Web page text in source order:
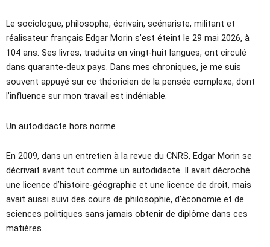
Le sociologue, philosophe, écrivain, scénariste, militant et
réalisateur français Edgar Morin s’est éteint le 29 mai 2026, à
104 ans. Ses livres, traduits en vingt-huit langues, ont circulé
dans quarante-deux pays. Dans mes chroniques, je me suis
souvent appuyé sur ce théoricien de la pensée complexe, dont
l’influence sur mon travail est indéniable.
Un autodidacte hors norme
En 2009, dans un entretien à la revue du CNRS, Edgar Morin se
décrivait avant tout comme un autodidacte. Il avait décroché
une licence d’histoire-géographie et une licence de droit, mais
avait aussi suivi des cours de philosophie, d’économie et de
sciences politiques sans jamais obtenir de diplôme dans ces
matières.